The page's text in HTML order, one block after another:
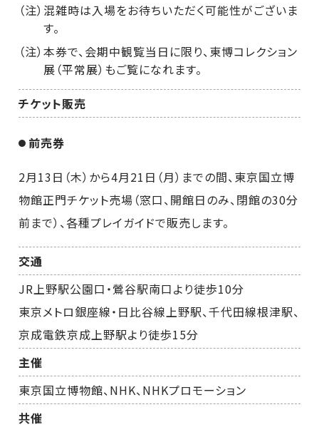
（注）混雑時は入場をお待ちいただく可能性がございま
す。
（注）本券で、会期中観覧当日に限り、東博コレクション
展（平常展）もご覧になれます。
チケット販売
前売券
2月13日（木）から4月21日（月）までの間、東京国立博
物館正門チケット売場（窓口、開館日のみ、閉館の30分
前まで）、各種プレイガイドで販売します。
交通
JR上野駅公園口・鶯谷駅南口より徒歩10分
東京メトロ銀座線・日比谷線上野駅、千代田線根津駅、
京成電鉄京成上野駅より徒歩15分
主催
東京国立博物館、NHK、NHKプロモーション
共催